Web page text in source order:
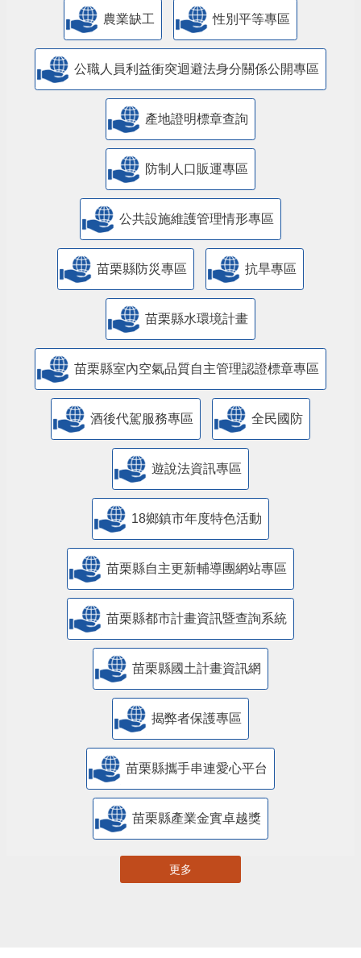
農業缺工 性別平等專區
公職人員利益衝突迴避法身分關係公開專區
產地證明標章查詢
防制人口販運專區
​公共設施維護管理情形專區
苗栗縣防災專區 抗旱專區
苗栗縣水環境計畫
苗栗縣室內空氣品質自主管理認證標章專區
酒後代駕服務專區 全民國防
遊說法資訊專區
18鄉鎮市年度特色活動
苗栗縣自主更新輔導團網站專區
苗栗縣都市計畫資訊暨查詢系統
苗栗縣國土計畫資訊網
揭弊者保護專區
苗栗縣攜手串連愛心平台
苗栗縣產業金實卓越獎
更多